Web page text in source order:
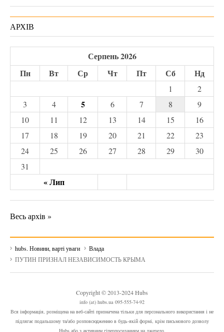
АРХІВ
Серпень 2026
Пн
Вт Ср Чт Пт Сб Нд
« Лип
1
2
3
4 5 6 7 8
9
10
11 12 13 14 15
16
17
18 19 20 21 22
23
24
25 26 27 28 29
30
31
Весь архів »
hubs. Новини, варті уваги
Влада
ПУТИН ПРИЗНАЛ НЕЗАВИСИМОСТЬ КРЫМА
Copyright © 2013-2024 Hubs
info (at) hubs.ua 095-555-74-92
Вся інформація, розміщена на веб-сайті призначена тільки для персонального використання і не
підлягає подальшому та/або розповсюдженню в будь-якій формі, крім письмового дозволу
Hubs або з активним гіперпосиланням на джерело.